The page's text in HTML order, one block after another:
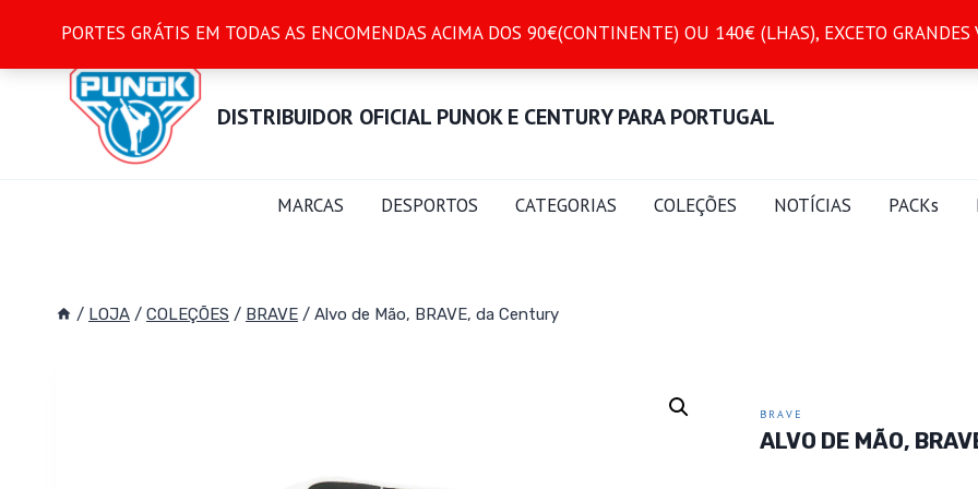
PORTES GRÁTIS EM TODAS AS ENCOMENDAS ACIMA DOS 90€(CONTINENTE) OU 140€ (LHAS), EXCETO GRANDES
content
DISTRIBUIDOR OFICIAL PUNOK E CENTURY PARA PORTUGAL
MARCAS DESPORTOS CATEGORIAS COLEÇÕES NOTÍCIAS PACKs
/ LOJA / COLEÇÕES / BRAVE / Alvo de Mão, BRAVE, da Century
BRAVE
ALVO DE MÃO,